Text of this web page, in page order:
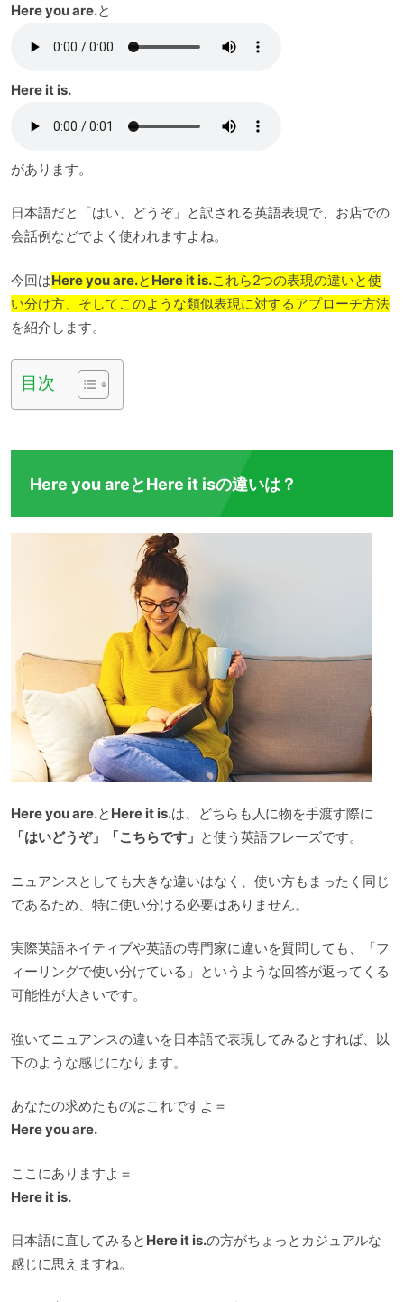
Here you are.と
Here it is.
があります。
日本語だと「はい、どうぞ」と訳される英語表現で、お店での
会話例などでよく使われますよね。
今回はHere you are.と Here it is.これら2つの表現の違いと使
い分け方、そしてこのような類似表現に対するアプローチ方法
を紹介します。
目次
Here you areとHere it isの違いは？
Here you are.と Here it is.は、どちらも人に物を手渡す際に
「はいどうぞ」「こちらです」 と使う英語フレーズです。
ニュアンスとしても大きな違いはなく、使い方もまったく同じ
であるため、特に使い分ける必要はありません。
実際英語ネイティブや英語の専門家に違いを質問しても、「フ
ィーリングで使い分けている」というような回答が返ってくる
可能性が大きいです。
強いてニュアンスの違いを日本語で表現してみるとすれば、以
下のような感じになります。
あなたの求めたものはこれですよ＝
Here you are.
ここにありますよ＝
Here it is.
日本語に直してみると Here it is.の方がちょっとカジュアルな
感じに思えますね。